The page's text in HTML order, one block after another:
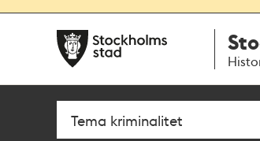
navigationen
huvudinnehållet
Sök